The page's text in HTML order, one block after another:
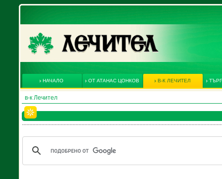
НАЧАЛО ОТ АТАНАС ЦОНКОВ В-К ЛЕЧИТЕЛ
в-к Лечител